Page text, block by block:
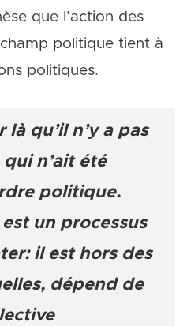
que l’action des
politique tient à
politiques.
qu’il n’y a pas
n’ait été
politique.
un processus
il est hors des
dépend de